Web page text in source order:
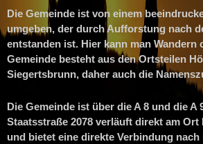
Die Gemeinde ist von einem
umgeben, der durch Aufforstung nach
entstanden ist. Hier kann man Wandern
Gemeinde besteht aus den Ortsteilen
Siegertsbrunn, daher auch die
Die Gemeinde ist über die A 8 und die A
Staatsstraße 2078 verläuft direkt am
und bietet eine direkte Verbindung